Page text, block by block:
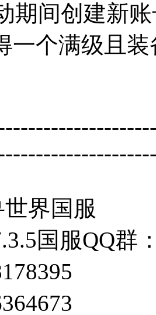
期间创建新
一个满级且
界国服
国服QQ群